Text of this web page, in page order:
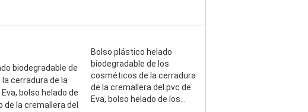
Bolso plástico helado
biodegradable de los
cosméticos de la cerradura
de la cremallera del pvc de
Eva, bolso helado de los